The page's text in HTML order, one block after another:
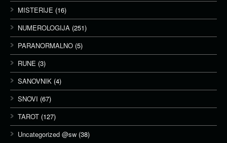
MISTERIJE (16)
NUMEROLOGIJA (251)
PARANORMALNO (5)
RUNE (3)
SANOVNIK (4)
SNOVI (67)
TAROT (127)
Uncategorized @sw (38)